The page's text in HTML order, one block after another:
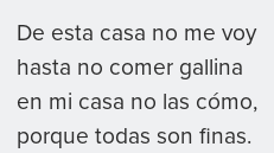
De esta casa no me voy
hasta no comer gallina
en mi casa no las cómo,
porque todas son finas.